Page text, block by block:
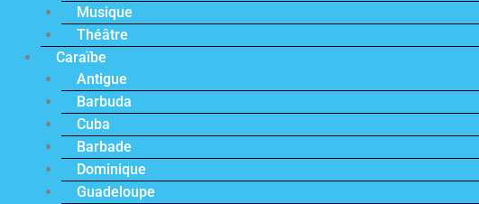
Musique
Théâtre
Caraïbe
Antigue
Barbuda
Cuba
Barbade
Dominique
Guadeloupe